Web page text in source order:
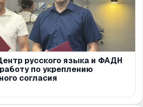
русского языка и ФАДН
по укреплению
согласия